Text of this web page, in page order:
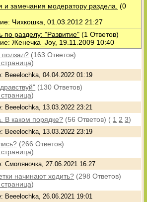
и замечания модератору раздела. (0
Чихкошка, 01.03.2012 21:27
по разделу: "Развитие" (1 Ответов)
Женечка_Joy, 19.11.2009 10:40
(163 Ответов)
)
Beeelochka, 04.04.2022 01:19
(130 Ответов)
)
Beeelochka, 13.03.2022 23:21
В каком порядке? (56 Ответов) ( 1 2 3)
Beeelochka, 13.03.2022 23:19
(266 Ответов)
)
Смоляночка, 27.06.2021 16:27
начинают ходить? (298 Ответов)
)
Beeelochka, 26.06.2021 19:01